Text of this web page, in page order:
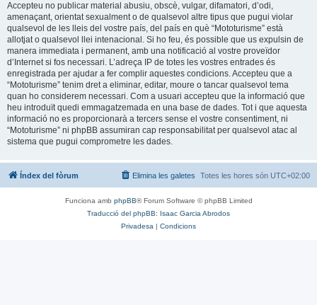
Accepteu no publicar material abusiu, obscè, vulgar, difamatori, d’odi,
amenaçant, orientat sexualment o de qualsevol altre tipus que pugui violar
qualsevol de les lleis del vostre país, del país en què “Mototurisme” està
allotjat o qualsevol llei intenacional. Si ho feu, és possible que us expulsin de
manera immediata i permanent, amb una notificació al vostre proveïdor
d’Internet si fos necessari. L’adreça IP de totes les vostres entrades és
enregistrada per ajudar a fer complir aquestes condicions. Accepteu que a
“Mototurisme” tenim dret a eliminar, editar, moure o tancar qualsevol tema
quan ho considerem necessari. Com a usuari accepteu que la informació que
heu introduït quedi emmagatzemada en una base de dades. Tot i que aquesta
informació no es proporcionarà a tercers sense el vostre consentiment, ni
“Mototurisme” ni phpBB assumiran cap responsabilitat per qualsevol atac al
sistema que pugui comprometre les dades.
Índex del fòrum Totes les hores són UTC+02:00
Elimina les galetes
Funciona amb phpBB® Forum Software © phpBB Limited
Traducció del phpBB: Isaac Garcia Abrodos
Privadesa | Condicions